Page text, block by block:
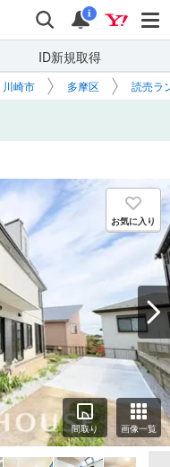
検索 通知
i
ID新規取得
川崎市 多摩区 読売ラ
お気に入り
間取り 画像一覧